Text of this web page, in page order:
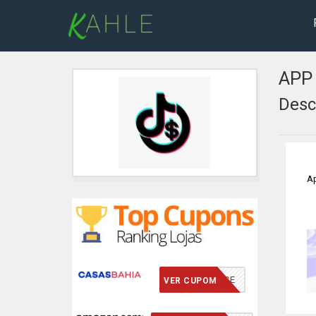
VCMERECE
VER CUPOM